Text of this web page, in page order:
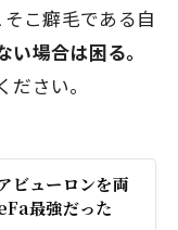
こ癖毛である自
場合は困る。
さい。
ビューロンを両
最強だった